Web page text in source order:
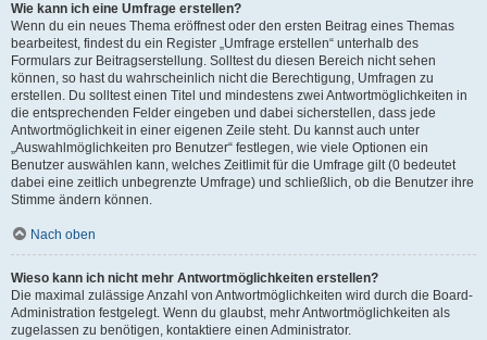
Wie kann ich eine Umfrage erstellen?
Wenn du ein neues Thema eröffnest oder den ersten Beitrag eines Themas
bearbeitest, findest du ein Register „Umfrage erstellen“ unterhalb des
Formulars zur Beitragserstellung. Solltest du diesen Bereich nicht sehen
können, so hast du wahrscheinlich nicht die Berechtigung, Umfragen zu
erstellen. Du solltest einen Titel und mindestens zwei Antwortmöglichkeiten in
die entsprechenden Felder eingeben und dabei sicherstellen, dass jede
Antwortmöglichkeit in einer eigenen Zeile steht. Du kannst auch unter
„Auswahlmöglichkeiten pro Benutzer“ festlegen, wie viele Optionen ein
Benutzer auswählen kann, welches Zeitlimit für die Umfrage gilt (0 bedeutet
dabei eine zeitlich unbegrenzte Umfrage) und schließlich, ob die Benutzer ihre
Stimme ändern können.
Nach oben
Wieso kann ich nicht mehr Antwortmöglichkeiten erstellen?
Die maximal zulässige Anzahl von Antwortmöglichkeiten wird durch die Board-
Administration festgelegt. Wenn du glaubst, mehr Antwortmöglichkeiten als
zugelassen zu benötigen, kontaktiere einen Administrator.